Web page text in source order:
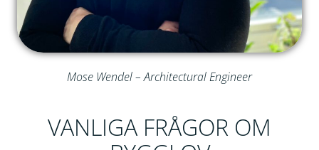
Mose Wendel – Architectural Engineer
VANLIGA FRÅGOR OM